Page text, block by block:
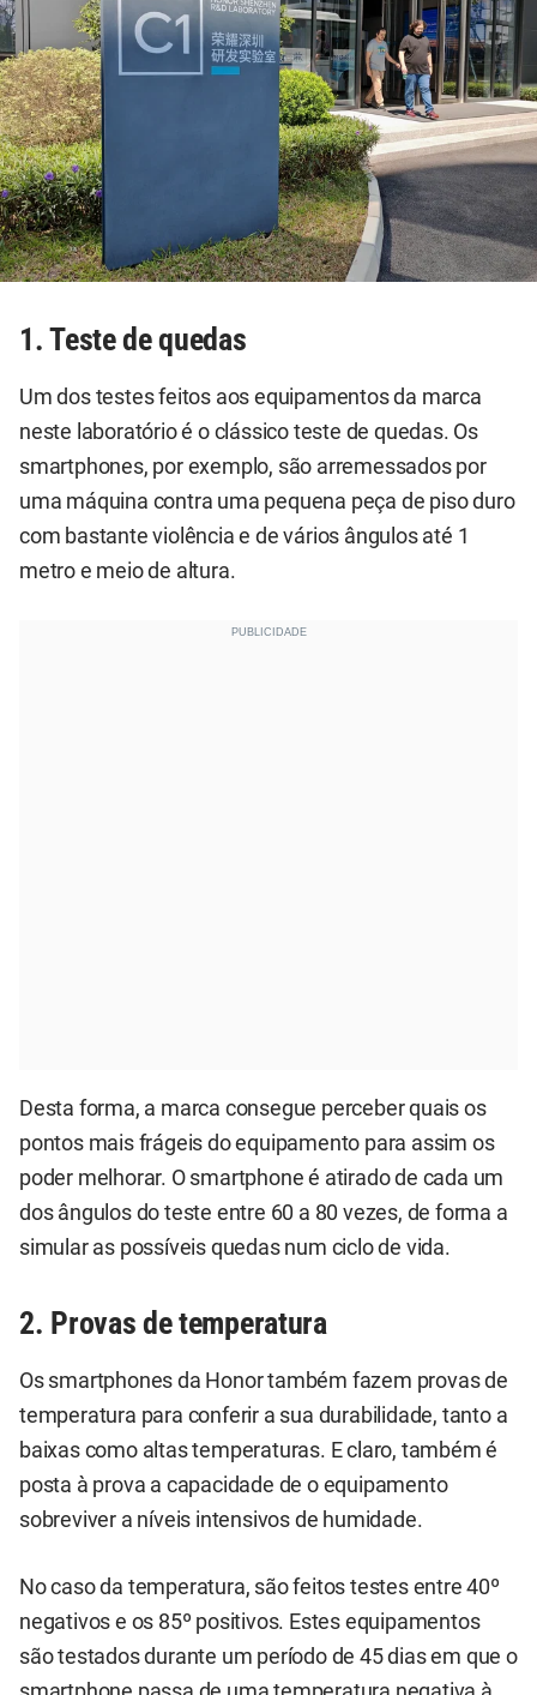
1. Teste de quedas
Um dos testes feitos aos equipamentos da marca
neste laboratório é o clássico teste de quedas. Os
smartphones, por exemplo, são arremessados por
uma máquina contra uma pequena peça de piso duro
com bastante violência e de vários ângulos até 1
metro e meio de altura.
Desta forma, a marca consegue perceber quais os
pontos mais frágeis do equipamento para assim os
poder melhorar. O smartphone é atirado de cada um
dos ângulos do teste entre 60 a 80 vezes, de forma a
simular as possíveis quedas num ciclo de vida.
2. Provas de temperatura
Os smartphones da Honor também fazem provas de
temperatura para conferir a sua durabilidade, tanto a
baixas como altas temperaturas. E claro, também é
posta à prova a capacidade de o equipamento
sobreviver a níveis intensivos de humidade.
No caso da temperatura, são feitos testes entre 40º
negativos e os 85º positivos. Estes equipamentos
são testados durante um período de 45 dias em que o